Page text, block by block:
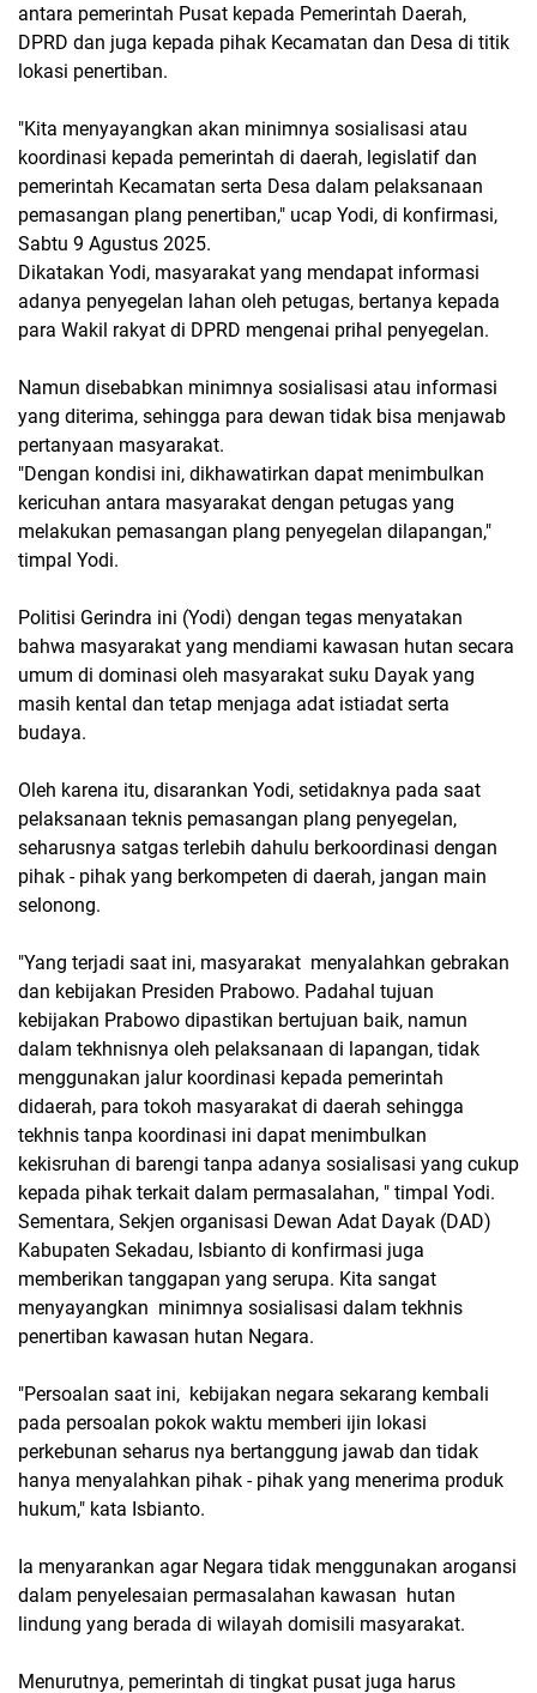
antara pemerintah Pusat kepada Pemerintah Daerah,
DPRD dan juga kepada pihak Kecamatan dan Desa di titik
lokasi penertiban.
"Kita menyayangkan akan minimnya sosialisasi atau
koordinasi kepada pemerintah di daerah, legislatif dan
pemerintah Kecamatan serta Desa dalam pelaksanaan
pemasangan plang penertiban," ucap Yodi, di konfirmasi,
Sabtu 9 Agustus 2025.
Dikatakan Yodi, masyarakat yang mendapat informasi
adanya penyegelan lahan oleh petugas, bertanya kepada
para Wakil rakyat di DPRD mengenai prihal penyegelan.
Namun disebabkan minimnya sosialisasi atau informasi
yang diterima, sehingga para dewan tidak bisa menjawab
pertanyaan masyarakat.
"Dengan kondisi ini, dikhawatirkan dapat menimbulkan
kericuhan antara masyarakat dengan petugas yang
melakukan pemasangan plang penyegelan dilapangan,"
timpal Yodi.
Politisi Gerindra ini (Yodi) dengan tegas menyatakan
bahwa masyarakat yang mendiami kawasan hutan secara
umum di dominasi oleh masyarakat suku Dayak yang
masih kental dan tetap menjaga adat istiadat serta
budaya.
Oleh karena itu, disarankan Yodi, setidaknya pada saat
pelaksanaan teknis pemasangan plang penyegelan,
seharusnya satgas terlebih dahulu berkoordinasi dengan
pihak - pihak yang berkompeten di daerah, jangan main
selonong.
"Yang terjadi saat ini, masyarakat menyalahkan gebrakan
dan kebijakan Presiden Prabowo. Padahal tujuan
kebijakan Prabowo dipastikan bertujuan baik, namun
dalam tekhnisnya oleh pelaksanaan di lapangan, tidak
menggunakan jalur koordinasi kepada pemerintah
didaerah, para tokoh masyarakat di daerah sehingga
tekhnis tanpa koordinasi ini dapat menimbulkan
kekisruhan di barengi tanpa adanya sosialisasi yang cukup
kepada pihak terkait dalam permasalahan, " timpal Yodi.
Sementara, Sekjen organisasi Dewan Adat Dayak (DAD)
Kabupaten Sekadau, Isbianto di konfirmasi juga
memberikan tanggapan yang serupa. Kita sangat
menyayangkan minimnya sosialisasi dalam tekhnis
penertiban kawasan hutan Negara.
"Persoalan saat ini, kebijakan negara sekarang kembali
pada persoalan pokok waktu memberi ijin lokasi
perkebunan seharus nya bertanggung jawab dan tidak
hanya menyalahkan pihak - pihak yang menerima produk
hukum," kata Isbianto.
Ia menyarankan agar Negara tidak menggunakan arogansi
dalam penyelesaian permasalahan kawasan hutan
lindung yang berada di wilayah domisili masyarakat.
Menurutnya, pemerintah di tingkat pusat juga harus